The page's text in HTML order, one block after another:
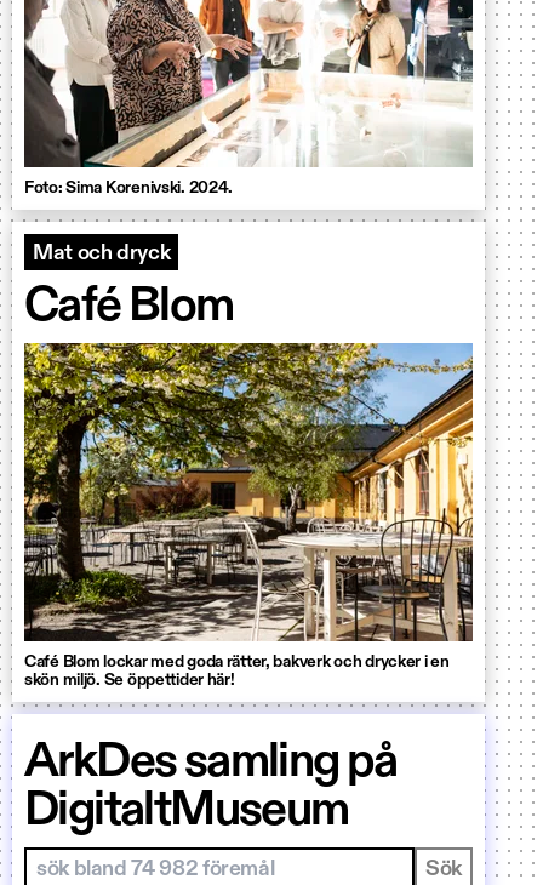
Foto: Sima Korenivski. 2024.
Mat och dryck
Café Blom
Café Blom lockar med goda rätter, bakverk och drycker i en
skön miljö. Se öppettider här!
ArkDes samling på
DigitaltMuseum
Sök i samlingar Sök